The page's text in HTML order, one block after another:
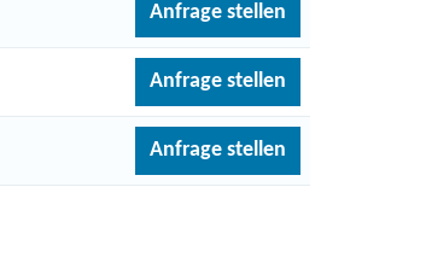
Anfrage stellen
Anfrage stellen
Anfrage stellen